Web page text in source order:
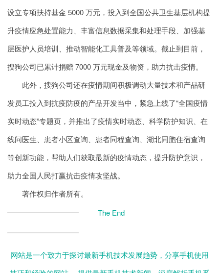
设立专项扶持基金 5000 万元，投入到全国公共卫生基层机构提
升疫情应急处置能力、丰富信息数据采集和处理手段、加强基
层医护人员培训、推动智能化工具普及等领域。截止到目前，
搜狗公司已累计捐赠 7000 万元现金及物资，助力抗击疫情。
此外，搜狗公司还在疫情期间积极调动大量技术和产品研
发员工投入到抗疫防疫的产品开发当中，紧急上线了“全国疫情
实时动态”专题页，并推出了疫情实时动态、科学防护知识、在
线问医生、患者小区查询、患者同程查询、湖北同胞住宿查询
等创新功能，帮助人们获取最新的疫情动态，提升防护意识，
助力全国人民打赢抗击疫情攻坚战。
著作权归作者所有。
The End
网站是一个致力于探讨最新手机技术发展趋势，分享手机使用